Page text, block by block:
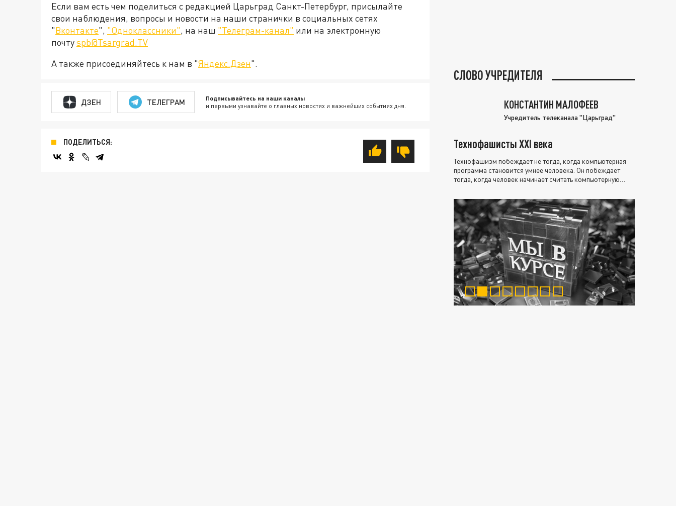
Если вам есть чем поделиться с редакцией Царьград Санкт-Петербург, присылайте
свои наблюдения, вопросы и новости на наши странички в социальных сетях
"Вконтакте", "Одноклассники", на наш "Телеграм-канал" или на электронную
почтуspb@Tsargrad.TV
А также присоединяйтесь к нам в "Яндекс.Дзен".
ДЗЕН ТЕЛЕГРАМ Подписывайтесь на наши каналы
и первыми узнавайте о главных новостях и важнейших событиях дня.
ПОДЕЛИТЬСЯ:
СЛОВО УЧРЕДИТЕЛЯ
КОНСТАНТИН МАЛОФЕЕВ
Учредитель телеканала "Царьград"
Технофашисты XXI века
Технофашизм побеждает не тогда, когда компьютерная
программа становится умнее человека. Он побеждает
тогда, когда человек начинает считать компьютерную